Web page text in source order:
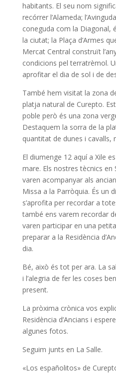
habitants. El seu nom
recórrer l’Alameda;
coneguda com la Diagonal,
la ciutat; la Plaça d’Armes
Mercat Central construït
condicions pel terratrèmol.
aprofitar el dia de sol i de
També hem visitat la zona
platja natural de Curepto.
poble però és una zona
Destaquem la sorra de la
quantitat de dunes i cavalls,
El diumenge 12 aquí a Xile
mare. Els nostres tècnics en
varen acompanyar als
Missa a la Parròquia. És un
s’aprofita per recordar a
també ens varem recordar
varen participar en una
preparar a la Residència
dia.
Bé, això és tot per ara. La
i l’alegria de fer les coses
present.
La pròxima crònica vos
Residència d’Ancians i
algunes fotos.
Seguim junts en La Salle.
«Los españolitos» de